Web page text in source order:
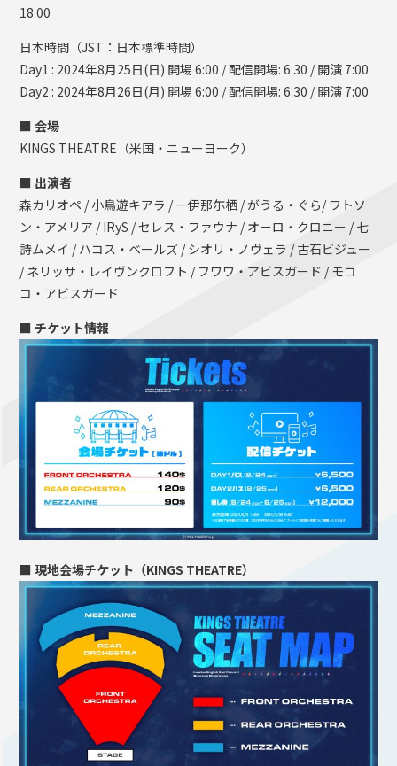
18:00
日本時間（JST：日本標準時間）
Day1 : 2024年8月25日(日) 開場 6:00 / 配信開場: 6:30 / 開演 7:00
Day2 : 2024年8月26日(月) 開場 6:00 / 配信開場: 6:30 / 開演 7:00
■ 会場
KINGS THEATRE（米国・ニューヨーク）
■ 出演者
森カリオペ / 小鳥遊キアラ / 一伊那尓栖 / がうる・ぐら/ ワトソ
ン・アメリア / IRyS / セレス・ファウナ / オーロ・クロニー / 七
詩ムメイ / ハコス・ベールズ / シオリ・ノヴェラ / 古石ビジュー
/ ネリッサ・レイヴンクロフト / フワワ・アビスガード / モコ
コ・アビスガード
■ チケット情報
■ 現地会場チケット（KINGS THEATRE）